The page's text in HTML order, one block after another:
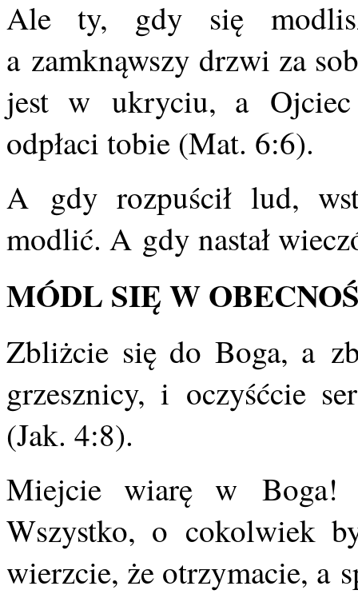
Ale ty, gdy się
a zamknąwszy drzwi za
jest w ukryciu, a
odpłaci tobie (Mat. 6:6).
A gdy rozpuścił lud,
modlić. A gdy nastał
MÓDL SIĘ W
Zbliżcie się do Boga, a
grzesznicy, i oczyśćcie
(Jak. 4:8).
Miejcie wiarę w Boga!
Wszystko, o cokolwiek
wierzcie, że otrzymacie, a